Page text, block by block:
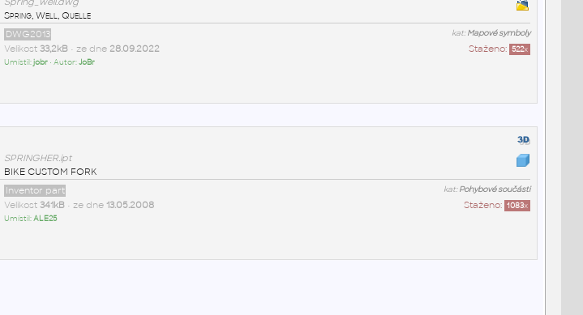
Spring, Well, Quelle
kat:Mapové symboly
DWG2013
Staženo: 522x
Velikost 33,2kB• ze dne 28.09.2022
Umístil:jobr• Autor:JoBr
SPRINGHER.ipt
BIKE CUSTOM FORK
kat:Pohybové součásti
Inventor part
Staženo: 1083x
Velikost 341kB• ze dne 13.05.2008
Umístil:ALE25